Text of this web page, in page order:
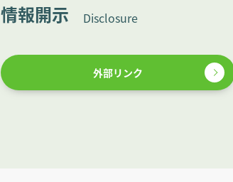
Disclosure
情報開示
外部リンク